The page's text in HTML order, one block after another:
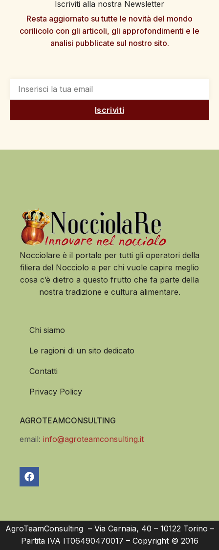
Iscriviti alla nostra Newsletter
Resta aggiornato su tutte le novità del mondo
corilicolo con gli articoli, gli approfondimenti e le
analisi pubblicate sul nostro sito.
Iscriviti
Nocciolare è il portale per tutti gli operatori della
filiera del Nocciolo e per chi vuole capire meglio
cosa c’è dietro a questo frutto che fa parte della
nostra tradizione e cultura alimentare.
Chi siamo
Le ragioni di un sito dedicato
Contatti
Privacy Policy
AGROTEAMCONSULTING
email: info@agroteamconsulting.it
AgroTeamConsulting – Via Cernaia, 40 – 10122 Torino –
Partita IVA IT06490470017 – Copyright © 2016